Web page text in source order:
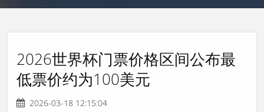
2026世界杯门票价格区间公布最
低票价约为100美元
2026-03-18 12:15:04